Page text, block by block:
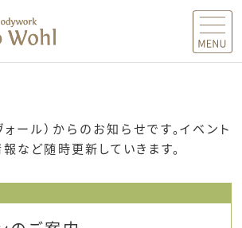
MENU
ール）からのお知らせです。イベント
など随時更新していきます。